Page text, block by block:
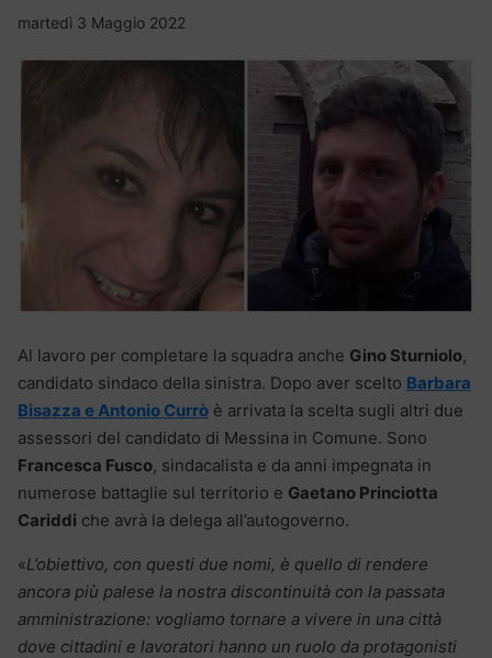
martedì 3 Maggio 2022
Al lavoro per completare la squadra anche Gino Sturniolo,
candidato sindaco della sinistra. Dopo aver scelto Barbara
Bisazza e Antonio Currò è arrivata la scelta sugli altri due
assessori del candidato di Messina in Comune. Sono
Francesca Fusco, sindacalista e da anni impegnata in
numerose battaglie sul territorio e Gaetano Princiotta
Cariddi che avrà la delega all’autogoverno.
«L’obiettivo, con questi due nomi, è quello di rendere
ancora più palese la nostra discontinuità con la passata
amministrazione: vogliamo tornare a vivere in una città
dove cittadini e lavoratori hanno un ruolo da protagonisti